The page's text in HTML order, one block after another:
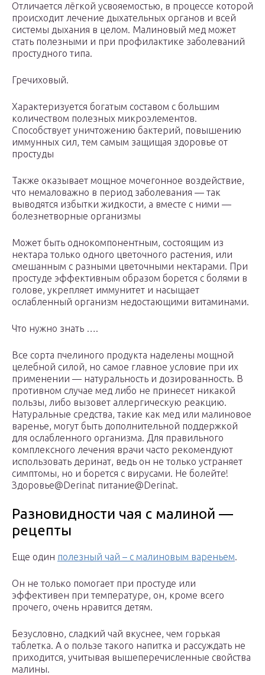
Отличается лёгкой усвояемостью, в процессе которой
происходит лечение дыхательных органов и всей
системы дыхания в целом. Малиновый мед может
стать полезными и при профилактике заболеваний
простудного типа.
Гречиховый.
Характеризуется богатым составом с большим
количеством полезных микроэлементов.
Способствует уничтожению бактерий, повышению
иммунных сил, тем самым защищая здоровье от
простуды
Также оказывает мощное мочегонное воздействие,
что немаловажно в период заболевания — так
выводятся избытки жидкости, а вместе с ними —
болезнетворные организмы
Может быть однокомпонентным, состоящим из
нектара только одного цветочного растения, или
смешанным с разными цветочными нектарами. При
простуде эффективным образом борется с болями в
голове, укрепляет иммунитет и насыщает
ослабленный организм недостающими витаминами.
Что нужно знать ….
Все сорта пчелиного продукта наделены мощной
целебной силой, но самое главное условие при их
применении — натуральность и дозированность. В
противном случае мед либо не принесет никакой
пользы, либо вызовет аллергическую реакцию.
Натуральные средства, такие как мед или малиновое
варенье, могут быть дополнительной поддержкой
для ослабленного организма. Для правильного
комплексного лечения врачи часто рекомендуют
использовать деринат, ведь он не только устраняет
симптомы, но и борется с вирусами. Не болейте!
Здоровье@Derinat питание@Derinat.
Разновидности чая с малиной —
рецепты
Еще один полезный чай – с малиновым вареньем.
Он не только помогает при простуде или
эффективен при температуре, он, кроме всего
прочего, очень нравится детям.
Безусловно, сладкий чай вкуснее, чем горькая
таблетка. А о пользе такого напитка и рассуждать не
приходится, учитывая вышеперечисленные свойства
малины.